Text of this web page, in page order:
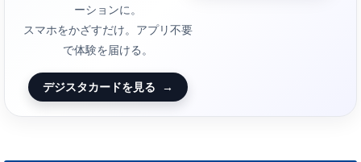
ーションに。
スマホをかざすだけ。アプリ不要
で体験を届ける。
デジスタカードを見る →